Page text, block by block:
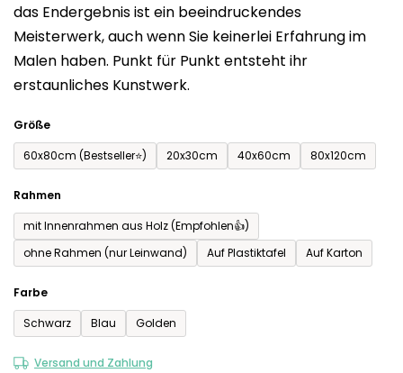
das Endergebnis ist ein beeindruckendes
Meisterwerk, auch wenn Sie keinerlei Erfahrung im
Malen haben. Punkt für Punkt entsteht ihr
erstaunliches Kunstwerk.
Größe
60x80cm (Bestseller⭐)
20x30cm 40x60cm 80x120cm
Rahmen
mit Innenrahmen aus Holz (Empfohlen👍)
ohne Rahmen (nur Leinwand)
Auf Plastiktafel Auf Karton
Farbe
Schwarz
Blau Golden
Versand und Zahlung